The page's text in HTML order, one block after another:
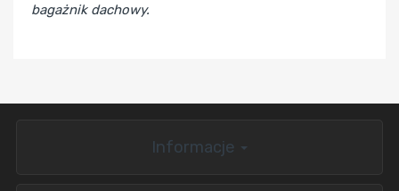
bagażnik dachowy.
Informacje